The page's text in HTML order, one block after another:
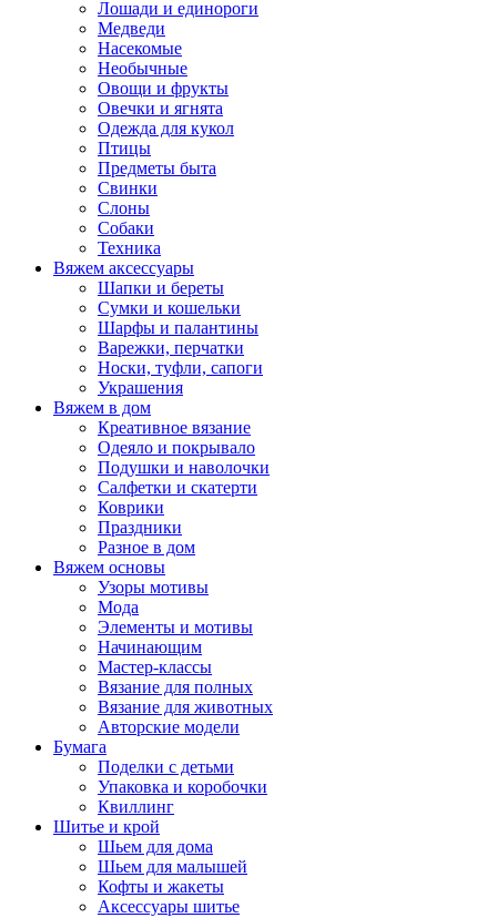
Лошади и единороги
Медведи
Насекомые
Необычные
Овощи и фрукты
Овечки и ягнята
Одежда для кукол
Птицы
Предметы быта
Свинки
Слоны
Собаки
Техника
Вяжем аксессуары
Шапки и береты
Сумки и кошельки
Шарфы и палантины
Варежки, перчатки
Носки, туфли, сапоги
Украшения
Вяжем в дом
Креативное вязание
Одеяло и покрывало
Подушки и наволочки
Салфетки и скатерти
Коврики
Праздники
Разное в дом
Вяжем основы
Узоры мотивы
Мода
Элементы и мотивы
Начинающим
Мастер-классы
Вязание для полных
Вязание для животных
Авторские модели
Бумага
Поделки с детьми
Упаковка и коробочки
Квиллинг
Шитье и крой
Шьем для дома
Шьем для малышей
Кофты и жакеты
Аксессуары шитье